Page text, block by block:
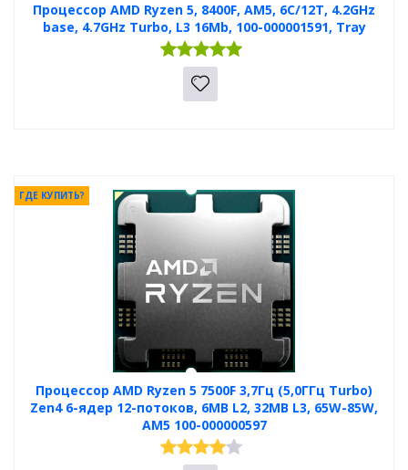
Процессор AMD Ryzen 5, 8400F, AM5, 6C/12T, 4.2GHz
base, 4.7GHz Turbo, L3 16Mb, 100-000001591, Tray
Процессор AMD Ryzen 5 7500F 3,7Гц (5,0ГГц Turbo)
Zen4 6-ядер 12-потоков, 6MB L2, 32MB L3, 65W-85W,
AM5 100-000000597
ГДЕ КУПИТЬ?